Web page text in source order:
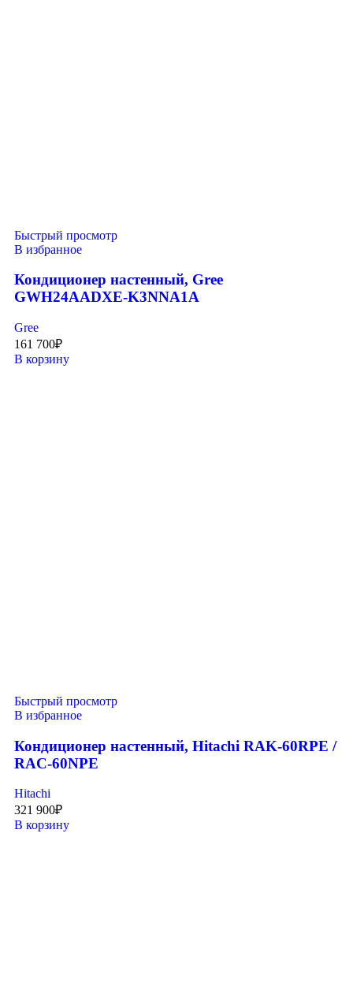
Быстрый просмотр
В избранное
Кондиционер настенный, Gree
GWH24AADXE-K3NNA1A
Gree
161 700₽
В корзину
Быстрый просмотр
В избранное
Кондиционер настенный, Hitachi RAK-60RPE /
RAC-60NPE
Hitachi
321 900₽
В корзину